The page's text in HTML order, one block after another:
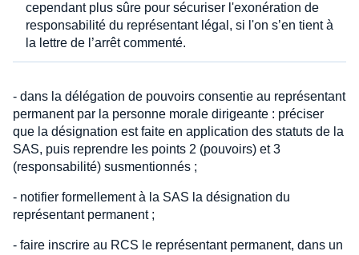
cependant plus sûre pour sécuriser l'exonération de
responsabilité du représentant légal, si l'on s’en tient à
la lettre de l’arrêt commenté.
- dans la délégation de pouvoirs consentie au représentant
permanent par la personne morale dirigeante : préciser
que la désignation est faite en application des statuts de la
SAS, puis reprendre les points 2 (pouvoirs) et 3
(responsabilité) susmentionnés ;
- notifier formellement à la SAS la désignation du
représentant permanent ;
- faire inscrire au RCS le représentant permanent, dans un